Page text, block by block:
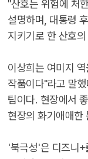
"산호는 위험에 처
설명하며, 대통령
지키기로 한 산호
이상희는 여미지
작품이다"라고 말
팀이다. 현장에서
현장의 화기애애한
'북극성'은 디즈니